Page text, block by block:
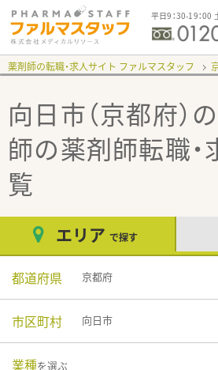
平日9：30-19：00
薬剤師の転職・求人サイト ファルマスタッフ
向日市（京都府）
師の薬剤師転職
覧
エリア で探す
都道府県 京都府
市区町村 向日市
業種を選ぶ